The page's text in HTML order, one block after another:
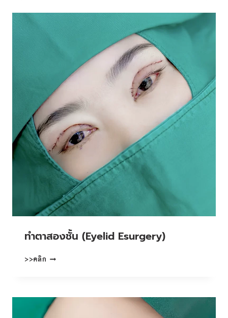
ทําตาสองชั้น (Eyelid Esurgery)
>>คลิก ทํา
(EYELID
ESURGERY)